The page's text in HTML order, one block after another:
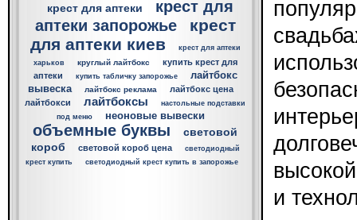
крест для аптеки
крест для
аптеки запорожье
крест
для аптеки киев
крест для аптеки
харьков
круглый лайтбокс
купить крест для
аптеки
купить табличку запорожье
лайтбокс
вывеска
лайтбокс реклама
лайтбокс цена
лайтбокси
лайтбоксы
настольные подставки
под меню
неоновые вывески
объемные буквы
световой
короб
световой короб цена
светодиодный
крест купить
светодиодный крест купить в запорожье
и